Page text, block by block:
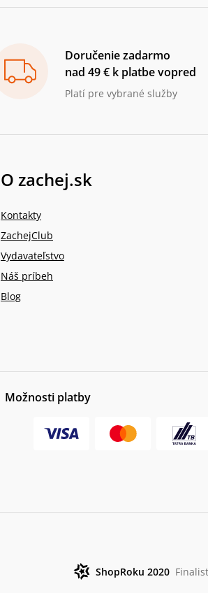
Doručenie zadarmo
nad 49 € k platbe vopred
Platí pre vybrané služby
O zachej.sk
Kontakty
ZachejClub
Vydavateľstvo
Náš príbeh
Blog
Možnosti platby
ShopRoku 2020